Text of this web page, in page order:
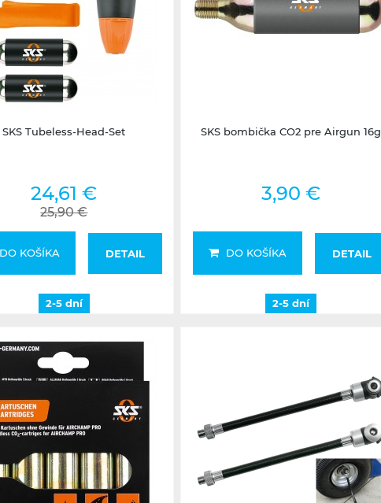
2-5 dní
SKS Tubeless-Head-Set
24,61 €
25,90 €
KOŠÍKA DETAIL
2-5 dní
SKS bombička CO2 pre Airgun 16g
3,90 €
DO KOŠÍKA DETAIL
2-5 dní